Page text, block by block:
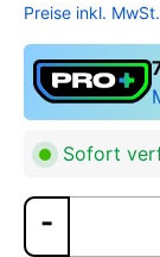
Preise inkl.
Sofort